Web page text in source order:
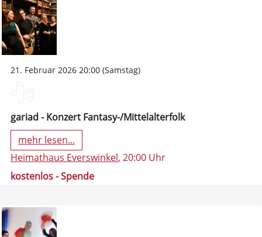
21. Februar 2026 20:00 (Samstag)
gariad - Konzert Fantasy-/Mittelalterfolk
mehr lesen...
Heimathaus Everswinkel, 20:00 Uhr
kostenlos - Spende